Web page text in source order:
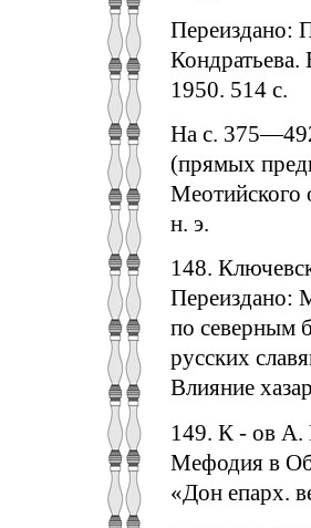
Переиздано:
1950. 514 с.
На с.
(прямых
Меотийского
н. э.
148.
Переиздано:
по северным
русских
Влияние
149. К - ов А.
Мефодия в
«Дон епарх.